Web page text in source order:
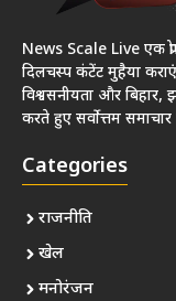
News Scale Live एक
दिलचस्प कंटेंट मुहैया
विश्वसनीयता और बिहार,
करते हुए सर्वोत्तम समाचार
Categories
राजनीति
खेल
मनोरंजन